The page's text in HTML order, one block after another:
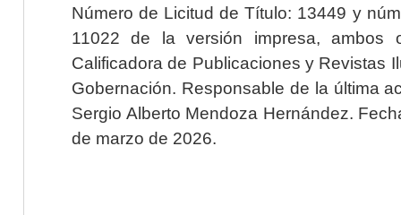
Número de Licitud de Título: 13449 y
11022 de la versión impresa, ambos
Calificadora de Publicaciones y Revistas
Gobernación. Responsable de la última
Sergio Alberto Mendoza Hernández.
de marzo de 2026.